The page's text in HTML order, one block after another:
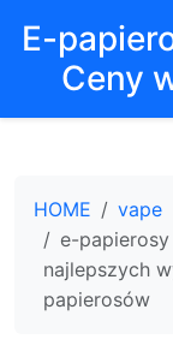
E-
Ceny
HOME
vape
e-
najlepszych
papierosów